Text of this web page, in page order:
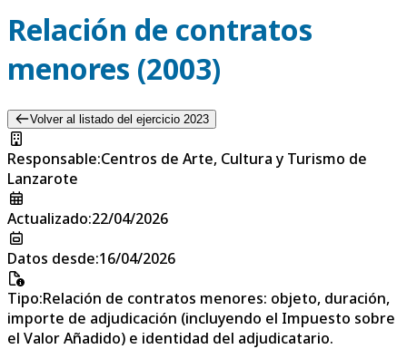
Relación de contratos
menores (2003)
Volver al listado del ejercicio 2023
Responsable:Centros de Arte, Cultura y Turismo de
Lanzarote
Actualizado:22/04/2026
Datos desde:16/04/2026
Tipo:Relación de contratos menores: objeto, duración,
importe de adjudicación (incluyendo el Impuesto sobre
el Valor Añadido) e identidad del adjudicatario.